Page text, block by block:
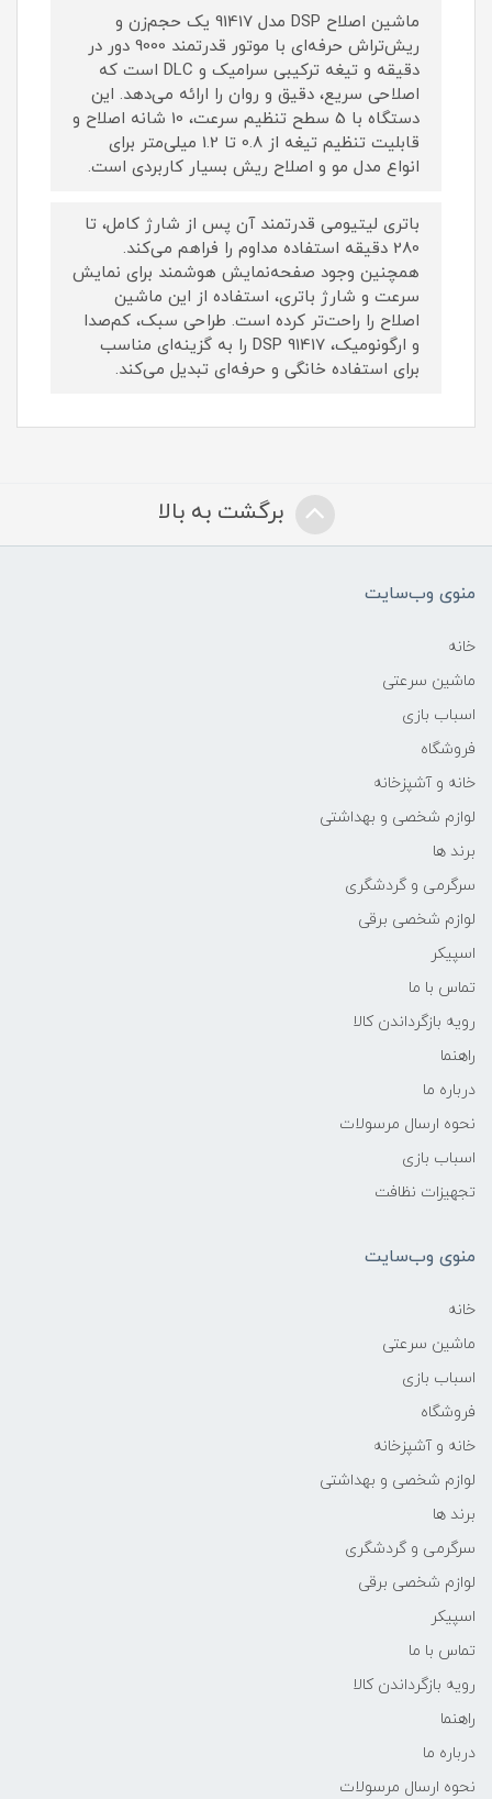
ماشین اصلاح DSP مدل 91417 یک حجم‌زن و
ریش‌تراش حرفه‌ای با موتور قدرتمند 9000 دور در
دقیقه و تیغه ترکیبی سرامیک و DLC است که
اصلاحی سریع، دقیق و روان را ارائه می‌دهد. این
دستگاه با 5 سطح تنظیم سرعت، 10 شانه اصلاح و
قابلیت تنظیم تیغه از 0.8 تا 1.2 میلی‌متر برای
انواع مدل مو و اصلاح ریش بسیار کاربردی است.
باتری لیتیومی قدرتمند آن پس از شارژ کامل، تا
280 دقیقه استفاده مداوم را فراهم می‌کند.
همچنین وجود صفحه‌نمایش هوشمند برای نمایش
سرعت و شارژ باتری، استفاده از این ماشین
اصلاح را راحت‌تر کرده است. طراحی سبک، کم‌صدا
و ارگونومیک، DSP 91417 را به گزینه‌ای مناسب
برای استفاده خانگی و حرفه‌ای تبدیل می‌کند.
برگشت به بالا
منوی وب‌سایت
خانه
ماشین سرعتی
اسباب بازی
فروشگاه
خانه و آشپزخانه
لوازم شخصی و بهداشتی
برند ها
سرگرمی و گردشگری
لوازم شخصی برقی
اسپیکر
تماس با ما
رویه بازگرداندن کالا
راهنما
درباره ما
نحوه ارسال مرسولات
اسباب بازی
تجهیزات نظافت
منوی وب‌سایت
خانه
ماشین سرعتی
اسباب بازی
فروشگاه
خانه و آشپزخانه
لوازم شخصی و بهداشتی
برند ها
سرگرمی و گردشگری
لوازم شخصی برقی
اسپیکر
تماس با ما
رویه بازگرداندن کالا
راهنما
درباره ما
نحوه ارسال مرسولات